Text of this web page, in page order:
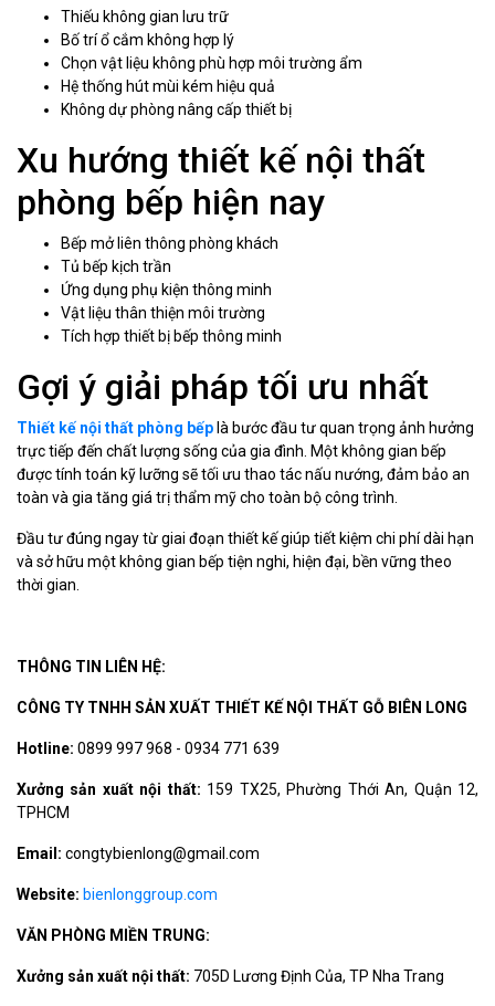
Thiếu không gian lưu trữ
Bố trí ổ cắm không hợp lý
Chọn vật liệu không phù hợp môi trường ẩm
Hệ thống hút mùi kém hiệu quả
Không dự phòng nâng cấp thiết bị
Xu hướng thiết kế nội thất
phòng bếp hiện nay
Bếp mở liên thông phòng khách
Tủ bếp kịch trần
Ứng dụng phụ kiện thông minh
Vật liệu thân thiện môi trường
Tích hợp thiết bị bếp thông minh
Gợi ý giải pháp tối ưu nhất
Thiết kế nội thất phòng bếp là bước đầu tư quan trọng ảnh hưởng
trực tiếp đến chất lượng sống của gia đình. Một không gian bếp
được tính toán kỹ lưỡng sẽ tối ưu thao tác nấu nướng, đảm bảo an
toàn và gia tăng giá trị thẩm mỹ cho toàn bộ công trình.
Đầu tư đúng ngay từ giai đoạn thiết kế giúp tiết kiệm chi phí dài hạn
và sở hữu một không gian bếp tiện nghi, hiện đại, bền vững theo
thời gian.
THÔNG TIN LIÊN HỆ:
CÔNG TY TNHH SẢN XUẤT THIẾT KẾ NỘI THẤT GỖ BIÊN LONG
Hotline: 0899 997 968 - 0934 771 639
Xưởng sản xuất nội thất: 159 TX25, Phường Thới An, Quận 12,
TPHCM
Email: congtybienlong@gmail.com
Website: bienlonggroup.com
VĂN PHÒNG MIỀN TRUNG:
Xưởng sản xuất nội thất: 705D Lương Định Của, TP Nha Trang